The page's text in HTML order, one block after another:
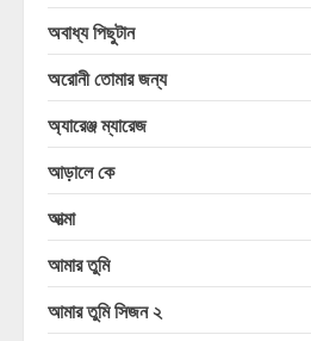
অবাধ্য পিছুটান
অরোনী তোমার জন্য
অ্যারেঞ্জ ম্যারেজ
আড়ালে কে
আত্মা
আমার তুমি
আমার তুমি সিজন ২